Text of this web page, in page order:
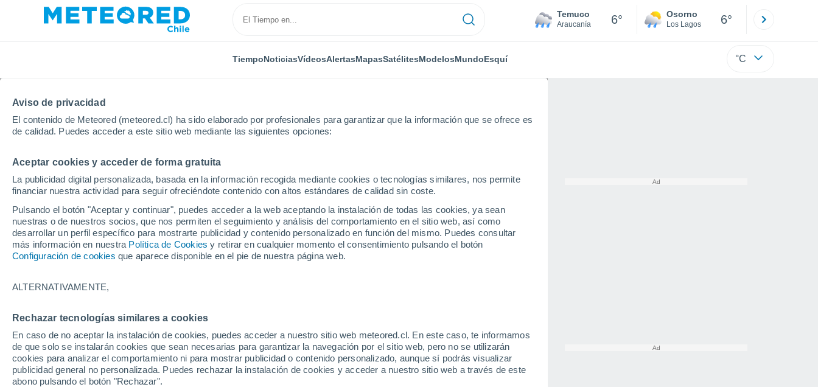
Aviso de privacidad
El contenido de Meteored (meteored.cl) ha sido elaborado por profesionales para garantizar que la información que se ofrece es
de calidad. Puedes acceder a este sitio web mediante las siguientes opciones:
Aceptar cookies y acceder de forma gratuita
La publicidad digital personalizada, basada en la información recogida mediante cookies o tecnologías similares, nos permite
financiar nuestra actividad para seguir ofreciéndote contenido con altos estándares de calidad sin coste.
Pulsando el botón "Aceptar y continuar", puedes acceder a la web aceptando la instalación de todas las cookies, ya sean
nuestras o de nuestros socios, que nos permiten el seguimiento y análisis del comportamiento en el sitio web, así como
desarrollar un perfil específico para mostrarte publicidad y contenido personalizado en función del mismo. Puedes consultar
más información en nuestra Política de Cookies y retirar en cualquier momento el consentimiento pulsando el botón
Configuración de cookies que aparece disponible en el pie de nuestra página web.
ALTERNATIVAMENTE,
Rechazar tecnologías similares a cookies
En caso de no aceptar la instalación de cookies, puedes acceder a nuestro sitio web meteored.cl. En este caso, te informamos
de que solo se instalarán cookies que sean necesarias para garantizar la navegación por el sitio web, pero no se utilizarán
cookies para analizar el comportamiento ni para mostrar publicidad o contenido personalizado, aunque sí podrás visualizar
publicidad general no personalizada. Puedes rechazar la instalación de cookies y acceder a nuestro sitio web a través de este
abono pulsando el botón "Rechazar".
Temuco
Araucanía 6° Osorno
Los Lagos 6°
TiempoNoticiasVídeosAlertasMapasSatélitesModelosMundoEsquí °C
Inicio Francia Bretaña Costas de Armor
El tiempo en todas las ciudades de Costas de
Armor
Todas las localidades de Costas de Armor
Binic
Bourbriac
Merdrignac
Mûr-de-Bretagne
Penvénan